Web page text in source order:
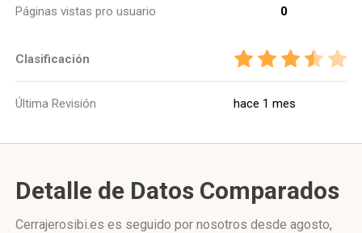
Páginas vistas pro usuario
0
Clasificación
Última Revisión hace 1 mes
Detalle de Datos Comparados
Cerrajerosibi.es es seguido por nosotros desde agosto,